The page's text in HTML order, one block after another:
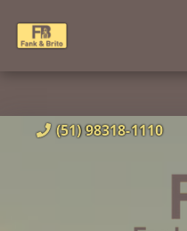
(51) 98318-1110